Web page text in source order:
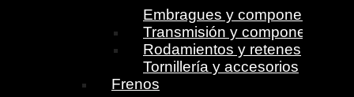
Embragues y componentes
Transmisión y componentes
Rodamientos y retenes
Tornillería y accesorios
Frenos